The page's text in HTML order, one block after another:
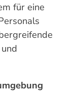
für eine